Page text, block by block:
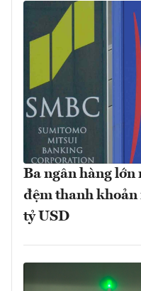
Ba ngân hàng lớn
đệm thanh khoản
tỷ USD